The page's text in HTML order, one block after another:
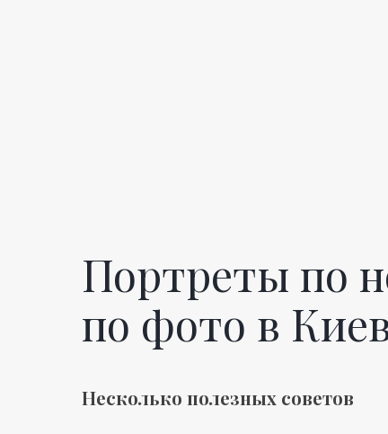
Портреты по
по фото в
Несколько полезных советов